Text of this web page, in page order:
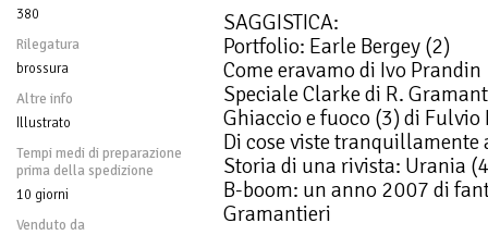
380
Rilegatura
brossura
Altre info
Illustrato
Tempi medi di preparazione
prima della spedizione
10 giorni
Venduto da
SAGGISTICA:
Portfolio: Earle Bergey (2)
Come eravamo di Ivo Prandin
Speciale Clarke di R.
Ghiaccio e fuoco (3) di Fulvio
Di cose viste
Storia di una rivista: Urania
B-boom: un anno 2007 di
Gramantieri